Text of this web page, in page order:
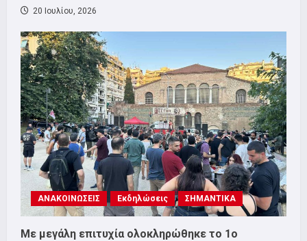
20 Ιουλίου, 2026
ΑΝΑΚΟΙΝΩΣΕΙΣ Εκδηλώσεις ΣΗΜΑΝΤΙΚΑ
Με μεγάλη επιτυχία ολοκληρώθηκε το 1ο